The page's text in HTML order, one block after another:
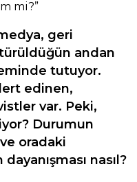
mi?”
geri
andan
tutuyor.
edinen,
var. Peki,
Durumun
ve oradaki
nasıl?